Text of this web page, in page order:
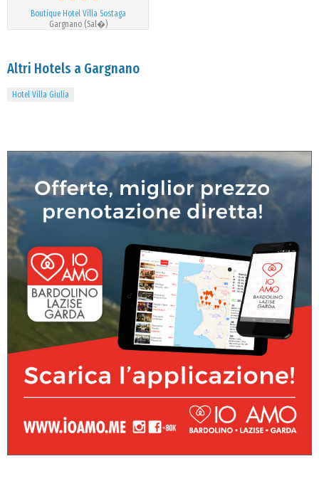
Boutique Hotel Villa Sostaga
Gargnano (Sal�)
Altri Hotels a Gargnano
Hotel Villa Giulia